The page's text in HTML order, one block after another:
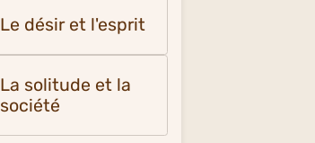
Le désir et l'esprit
La solitude et la
société